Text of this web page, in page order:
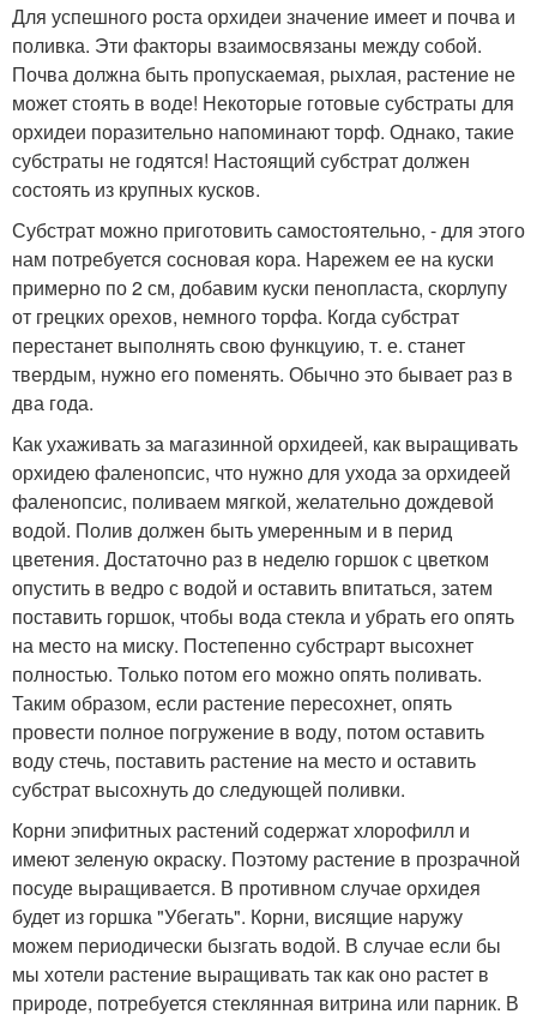
Для успешного роста орхидеи значение имеет и почва и
поливка. Эти факторы взаимосвязаны между собой.
Почва должна быть пропускаемая, рыхлая, растение не
может стоять в воде! Некоторые готовые субстраты для
орхидеи поразительно напоминают торф. Однако, такие
субстраты не годятся! Настоящий субстрат должен
состоять из крупных кусков.
Субстрат можно приготовить самостоятельно, - для этого
нам потребуется сосновая кора. Нарежем ее на куски
примерно по 2 см, добавим куски пенопласта, скорлупу
от грецких орехов, немного торфа. Когда субстрат
перестанет выполнять свою функцуию, т. е. станет
твердым, нужно его поменять. Обычно это бывает раз в
два года.
Как ухаживать за магазинной орхидеей, как выращивать
орхидею фаленопсис, что нужно для ухода за орхидеей
фаленопсис, поливаем мягкой, желательно дождевой
водой. Полив должен быть умеренным и в перид
цветения. Достаточно раз в неделю горшок с цветком
опустить в ведро с водой и оставить впитаться, затем
поставить горшок, чтобы вода стекла и убрать его опять
на место на миску. Постепенно субстрарт высохнет
полностью. Только потом его можно опять поливать.
Таким образом, если растение пересохнет, опять
провести полное погружение в воду, потом оставить
воду стечь, поставить растение на место и оставить
субстрат высохнуть до следующей поливки.
Корни эпифитных растений содержат хлорофилл и
имеют зеленую окраску. Поэтому растение в прозрачной
посуде выращивается. В противном случае орхидея
будет из горшка "Убегать". Корни, висящие наружу
можем периодически бызгать водой. В случае если бы
мы хотели растение выращивать так как оно растет в
природе, потребуется стеклянная витрина или парник. В